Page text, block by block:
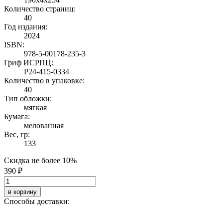
Количество страниц:
40
Год издания:
2024
ISBN:
978-5-00178-235-3
Гриф ИСРПЦ:
Р24-415-0334
Количество в упаковке:
40
Тип обложки:
мягкая
Бумага:
мелованная
Вес, гр:
133
Скидка не более 10%
390 ₽
в корзину
Способы доставки: